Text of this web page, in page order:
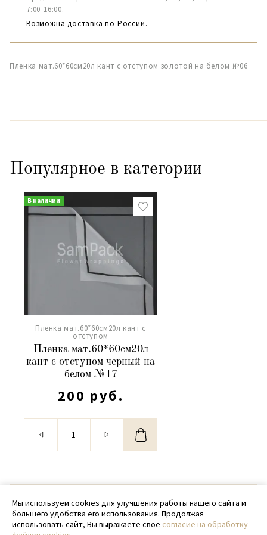
7:00-16:00.
Возможна доставка по России.
Пленка мат.60*60см20л кант с отступом золотой на белом №06
Популярное в категории
В наличии
Пленка мат.60*60см20л кант с
отступом
Пленка мат.60*60см20л
кант с отступом черный на
белом №17
200 руб.
© 2020 - 2026 SamPack
+ 7 (918) 699-97-87
Мы используем cookies для улучшения работы нашего сайта и
большего удобства его использования. Продолжая
использовать сайт, Вы выражаете своё согласие на обработку